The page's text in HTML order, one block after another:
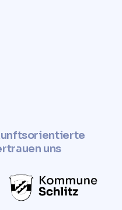
uns